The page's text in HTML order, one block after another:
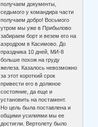
получаем документы,
седьмого у командира части
получаем добро! Восьмого
утром мы уже в Прибылово
забираем борт и везем его на
аэродром в Касимово. До
праздника 10 дней, МИ-8
больше похож на груду
железа. Казалось невозможно
за этот короткий срок
привести его в должное
состояние, да еще и
установить на постамент.
Но цель была поставлена и
общими усилиями мы ее
достигли. Вертолету было